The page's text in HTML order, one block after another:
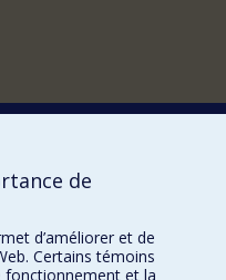
de
d’améliorer et de
Certains témoins
fonctionnement et la